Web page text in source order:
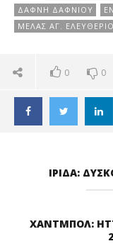
ΔΑΦΝΗ ΔΑΦΝΙΟΥ
ΜΕΛΑΣ ΑΓ.
0 0
ΙΡΙΔΑ:
ΧΑΝΤΜΠΟΛ: